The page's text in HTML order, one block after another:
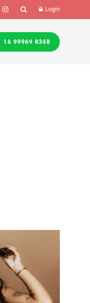
Login
16 99969 8348